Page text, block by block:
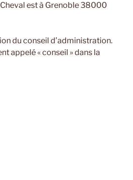
est à Grenoble 38000
du conseil d’administration.
appelé « conseil » dans la